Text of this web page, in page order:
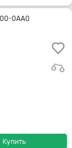
0AA0
Купить